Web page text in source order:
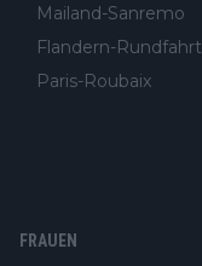
Mailand-Sanremo
Flandern-Rundfahrt
Paris-Roubaix
FRAUEN